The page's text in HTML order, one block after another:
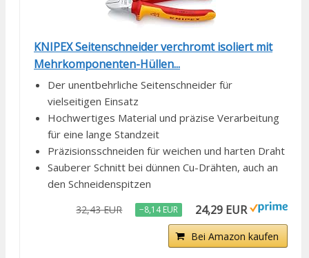
KNIPEX Seitenschneider verchromt isoliert mit
Mehrkomponenten-Hüllen...
Der unentbehrliche Seitenschneider für
vielseitigen Einsatz
Hochwertiges Material und präzise Verarbeitung
für eine lange Standzeit
Präzisionsschneiden für weichen und harten Draht
Sauberer Schnitt bei dünnen Cu-Drähten, auch an
den Schneidenspitzen
32,43 EUR −8,14 EUR 24,29 EUR
Bei Amazon kaufen